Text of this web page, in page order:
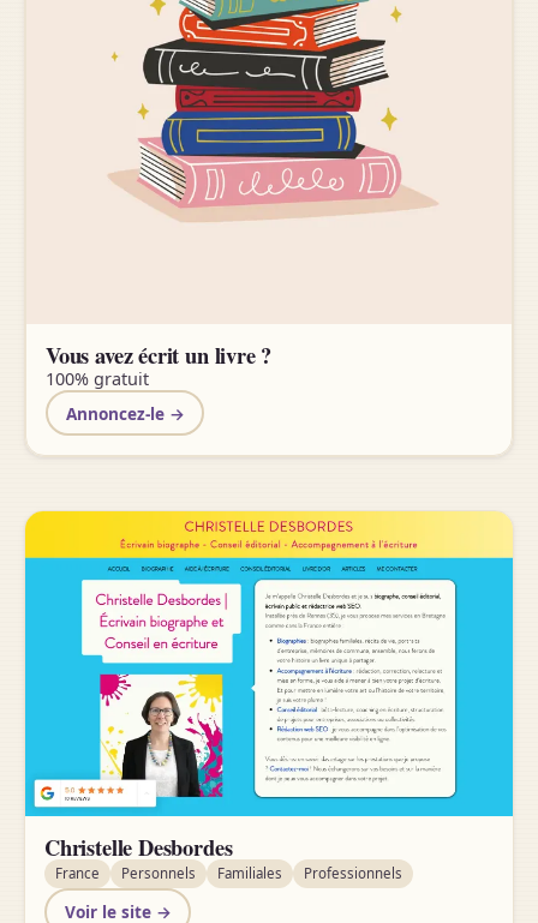
Vous avez écrit un livre ?
100% gratuit
Annoncez-le →
Christelle Desbordes
France Personnels Familiales Professionnels
Voir le site →